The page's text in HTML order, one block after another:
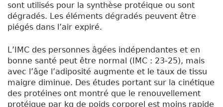
sont utilisés pour la synthèse protéique ou sont
dégradés. Les éléments dégradés peuvent être
piégés dans l’air expiré.
L’IMC des personnes âgées indépendantes et en
bonne santé peut être normal (IMC : 23-25), mais
avec l’âge l’adiposité augmente et le taux de tissu
maigre diminue. Des études portant sur la cinétique
des protéines ont montré que le renouvellement
protéique par kg de poids corporel est moins rapide